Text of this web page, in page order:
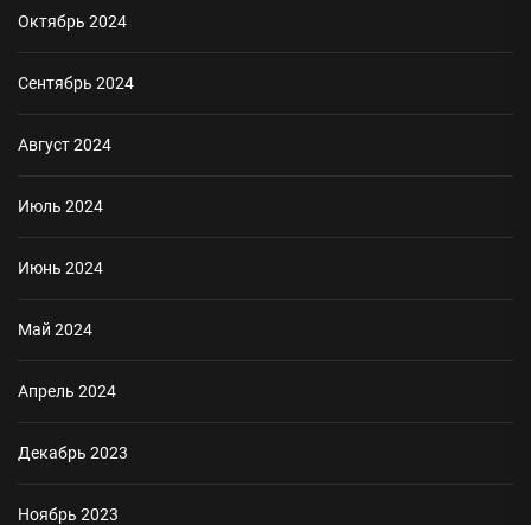
Октябрь 2024
Сентябрь 2024
Август 2024
Июль 2024
Июнь 2024
Май 2024
Апрель 2024
Декабрь 2023
Ноябрь 2023